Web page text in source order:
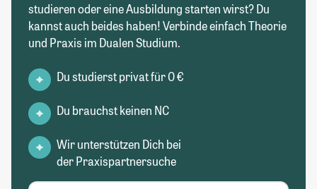
studieren oder eine Ausbildung starten wirst? Du
kannst auch beides haben! Verbinde einfach Theorie
und Praxis im Dualen Studium.
Du studierst privat für 0 €
Du brauchst keinen NC
Wir unterstützen Dich bei
der Praxispartnersuche